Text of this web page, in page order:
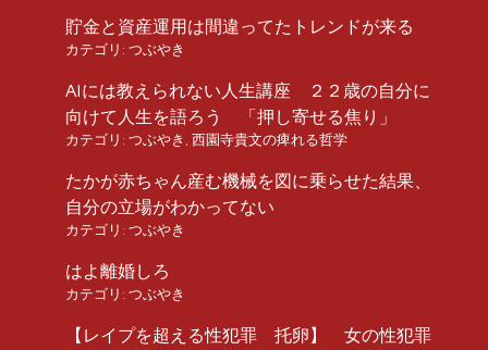
貯金と資産運用は間違ってたトレンドが来る
カテゴリ: つぶやき
AIには教えられない人生講座 ２２歳の自分に
向けて人生を語ろう 「押し寄せる焦り」
カテゴリ: つぶやき 西園寺貴文の痺れる哲学
たかが赤ちゃん産む機械を図に乗らせた結果、
自分の立場がわかってない
カテゴリ: つぶやき
はよ離婚しろ
カテゴリ: つぶやき
【レイプを超える性犯罪 托卵】 女の性犯罪